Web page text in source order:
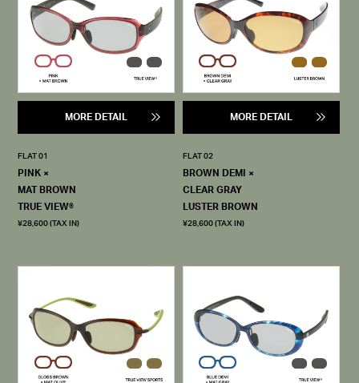
MORE DETAIL
FLAT 01
PINK ×
MAT BROWN
TRUE VIEW®
¥28,600 (TAX IN)
MORE DETAIL
FLAT 02
BROWN DEMI ×
CLEAR GRAY
LUSTER BROWN
¥28,600 (TAX IN)